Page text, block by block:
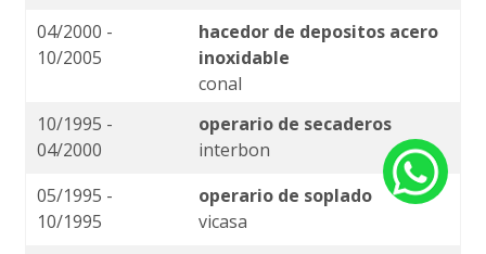
04/2000 -
10/2005
hacedor de depositos acero
inoxidable
conal
10/1995 -
04/2000
operario de secaderos
interbon
05/1995 -
10/1995
operario de soplado
vicasa